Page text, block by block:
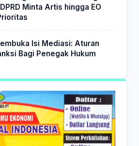
Minta Artis hingga EO
Isi Mediasi: Aturan
Bagi Penegak Hukum